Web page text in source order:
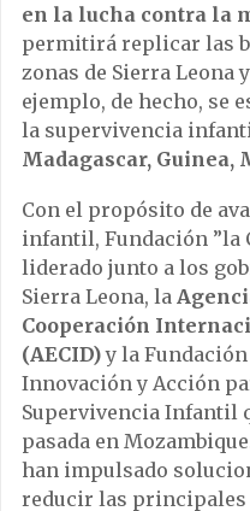
en la lucha contra la
permitirá replicar las
zonas de Sierra Leona
ejemplo, de hecho, se
la supervivencia
Madagascar, Guinea,
Con el propósito de
infantil, Fundación ”la
liderado junto a los
Sierra Leona, la
Cooperación
(AECID)y la Fundación
Innovación y Acción
Supervivencia Infantil
pasada en
han impulsado
reducir las principales